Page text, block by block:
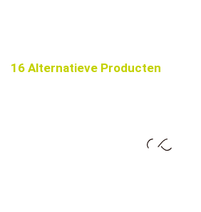
16 Alternatieve Producten